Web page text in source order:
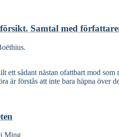
Samtal med
ett sådant nästan ofattbart mod
är förstås att inte bara häpna